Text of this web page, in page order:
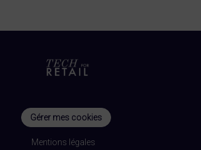
Gérer mes cookies
Mentions légales